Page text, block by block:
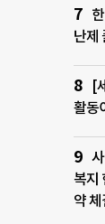
난제
[
활동
복지
약 체